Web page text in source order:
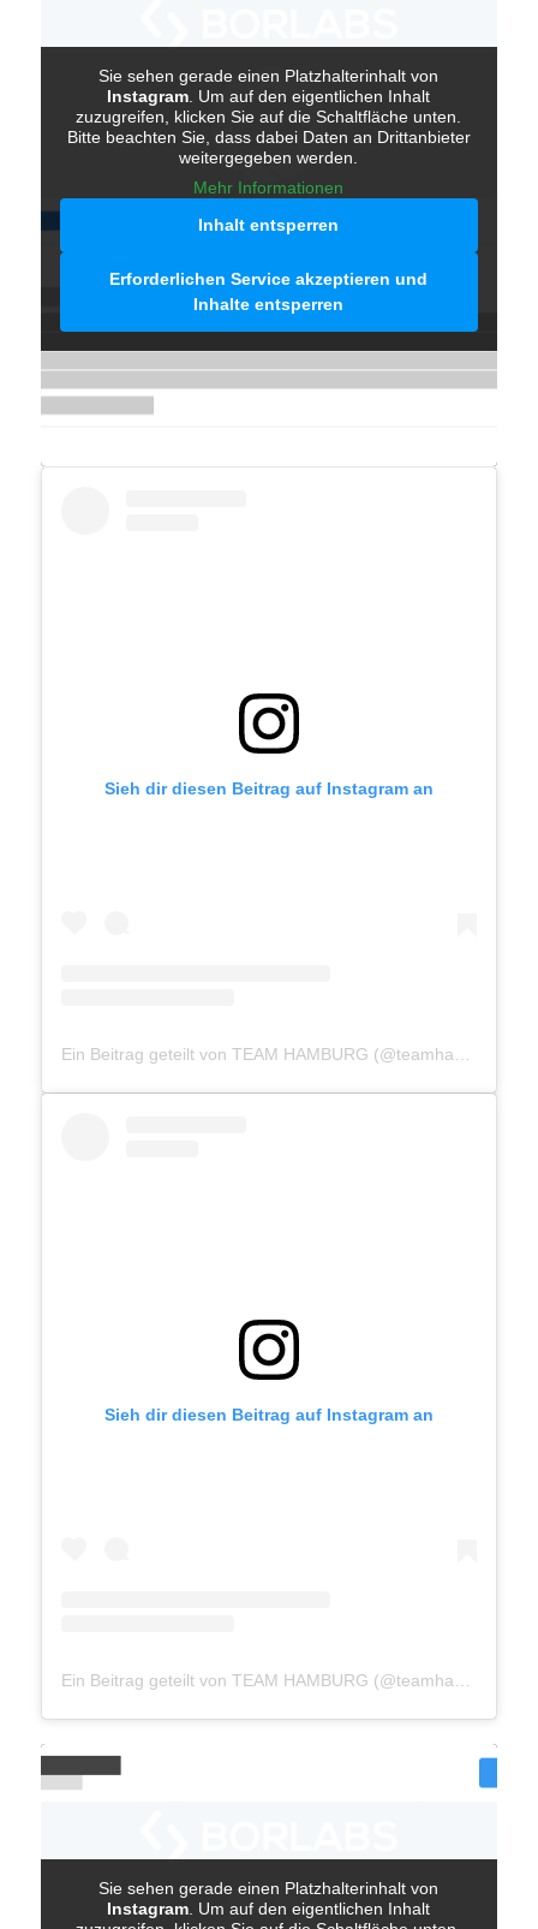
Sie sehen gerade einen Platzhalterinhalt von
Instagram . Um auf den eigentlichen Inhalt
zuzugreifen, klicken Sie auf die Schaltfläche unten.
Bitte beachten Sie, dass dabei Daten an Drittanbieter
weitergegeben werden.
Mehr Informationen
Inhalt entsperren
Erforderlichen Service akzeptieren und
Inhalte entsperren
Sieh dir diesen Beitrag auf Instagram an
Sieh dir diesen Beitrag auf Instagram an
Sie sehen gerade einen Platzhalterinhalt von
Instagram . Um auf den eigentlichen Inhalt